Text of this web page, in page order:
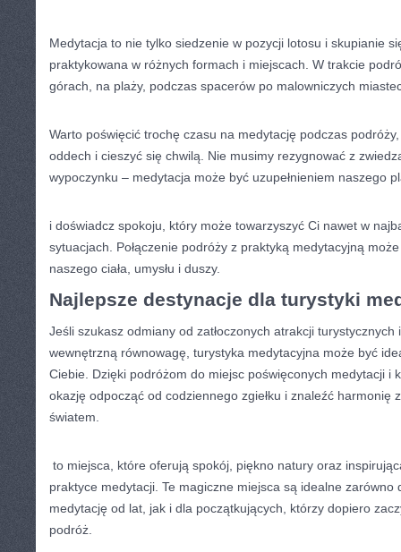
Medytacja to nie ⁢tylko ⁣siedzenie w‍ pozycji lotosu i skupianie
praktykowana w różnych formach i miejscach. W ​trakcie
górach, na plaży, podczas spacerów​ po malowniczych
Warto poświęcić trochę ⁢czasu⁣ na medytację podczas podróży,
‌oddech i cieszyć się chwilą. ​Nie musimy rezygnować z
wypoczynku – medytacja może być ⁢uzupełnieniem naszego
i doświadcz spokoju, który⁣ może ⁣towarzyszyć Ci nawet w⁤
sytuacjach. Połączenie podróży ‌z praktyką medytacyjną
naszego ciała, umysłu⁢ i duszy.
Najlepsze destynacje dla turystyki
Jeśli ⁣szukasz odmiany ⁣od ⁢zatłoczonych atrakcji
wewnętrzną równowagę, turystyka ​medytacyjna może być
⁤Ciebie. Dzięki podróżom ⁣do ⁤miejsc poświęconych medytacji i
okazję ⁤odpocząć od ‍codziennego zgiełku i ‍znaleźć harmonię
światem.
to miejsca, które oferują spokój, piękno natury oraz
praktyce medytacji.⁢ Te magiczne miejsca są idealne zarówno
medytację ‍od lat, jak i dla początkujących,⁢ którzy dopiero
podróż.